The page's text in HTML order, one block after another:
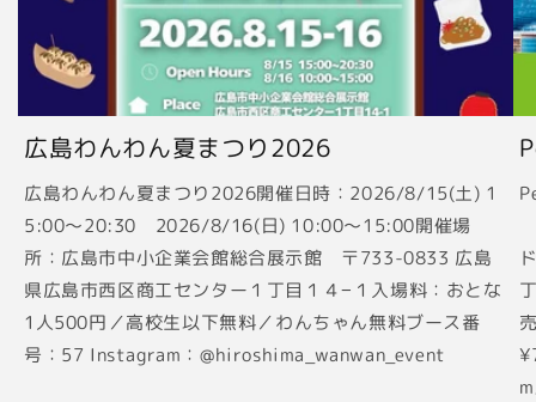
広島わんわん夏まつり2026
広島わんわん夏まつり2026開催日時：2026/8/15(土) 1
5:00〜20:30 2026/8/16(日) 10:00〜15:00開催場
所：広島市中小企業会館総合展示館 〒733-0833 広島
県広島市西区商工センター１丁目１４−１入場料：おとな
1人500円／高校生以下無料／わんちゃん無料ブース番
号：57 Instagram：@hiroshima_wanwan_event